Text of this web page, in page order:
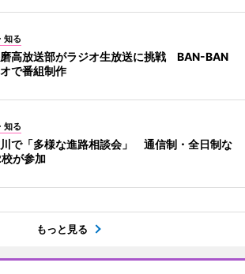
知る
高放送部がラジオ生放送に挑戦 BAN-BAN
で番組制作
知る
で「多様な進路相談会」 通信制・全日制な
校が参加
もっと見る